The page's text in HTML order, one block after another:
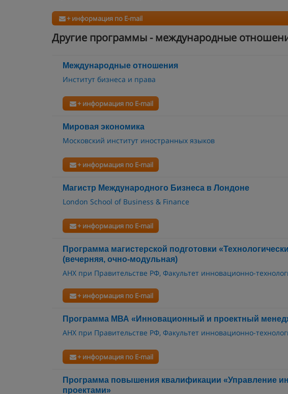
+ информация по E-mail
Другие программы - международные
Международные отношения
Институт бизнеса и права
+ информация по E-mail
Мировая экономика
Московский институт иностранных языков
+ информация по E-mail
Магистр Международного Бизнеса в Лондоне
London School of Business & Finance
+ информация по E-mail
Программа магистерской подготовки
(вечерняя, очно-модульная)
АНХ при Правительстве РФ, Факультет инновационно-
+ информация по E-mail
Программа МВА «Инновационный и проектный
АНХ при Правительстве РФ, Факультет инновационно-
+ информация по E-mail
Программа повышения квалификации «Управление
проектами»